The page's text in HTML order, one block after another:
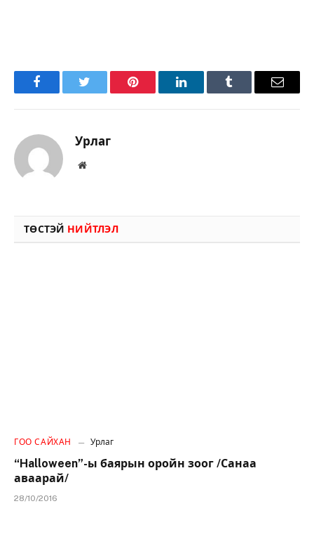
FacebookTwitter Pinterest LinkedInTumblr Имэйл
Урлаг
Вэбсайт
ТӨСТЭЙ НИЙТЛЭЛ
ГОО САЙХАН Урлаг
“Halloween”-ы баярын оройн зоог /Санаа
аваарай/
28/10/2016